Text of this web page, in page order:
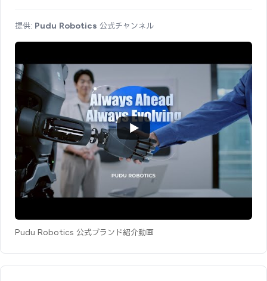
提供: Pudu Robotics 公式チャンネル
Pudu Robotics 公式ブランド紹介動画